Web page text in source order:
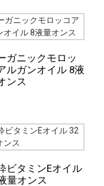
ガニックモロッ
ルガンオイル 8液
ンス
ビタミンEオイル
量オンス